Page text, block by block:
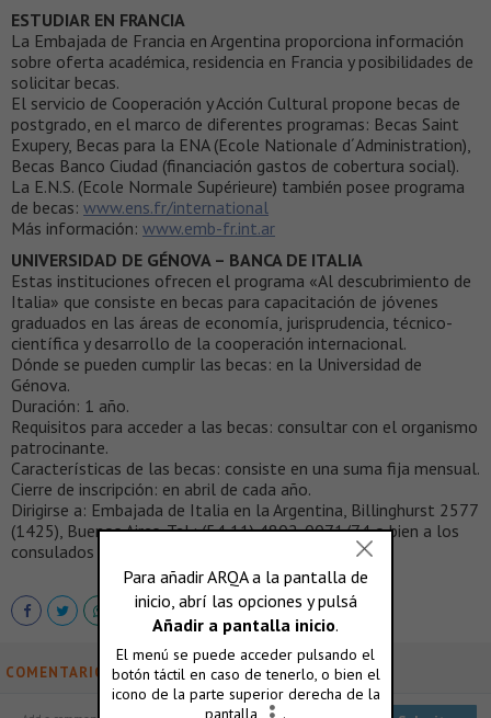
ESTUDIAR EN FRANCIA
La Embajada de Francia en Argentina proporciona información
sobre oferta académica, residencia en Francia y posibilidades de
solicitar becas.
El servicio de Cooperación y Acción Cultural propone becas de
postgrado, en el marco de diferentes programas: Becas Saint
Exupery, Becas para la ENA (Ecole Nationale d´Administration),
Becas Banco Ciudad (financiación gastos de cobertura social).
La E.N.S. (Ecole Normale Supérieure) también posee programa
de becas: www.ens.fr/international
Más información: www.emb-fr.int.ar
UNIVERSIDAD DE GÉNOVA – BANCA DE ITALIA
Estas instituciones ofrecen el programa «Al descubrimiento de
Italia» que consiste en becas para capacitación de jóvenes
graduados en las áreas de economía, jurisprudencia, técnico-
científica y desarrollo de la cooperación internacional.
Dónde se pueden cumplir las becas: en la Universidad de
Génova.
Duración: 1 año.
Requisitos para acceder a las becas: consultar con el organismo
patrocinante.
Características de las becas: consiste en una suma fija mensual.
Cierre de inscripción: en abril de cada año.
Dirigirse a: Embajada de Italia en la Argentina, Billinghurst 2577
(1425), Buenos Aires. Tel.: (54 11) 4802-0071/74 o bien a los
consulados de Italia en el país.
COMENTARIOS